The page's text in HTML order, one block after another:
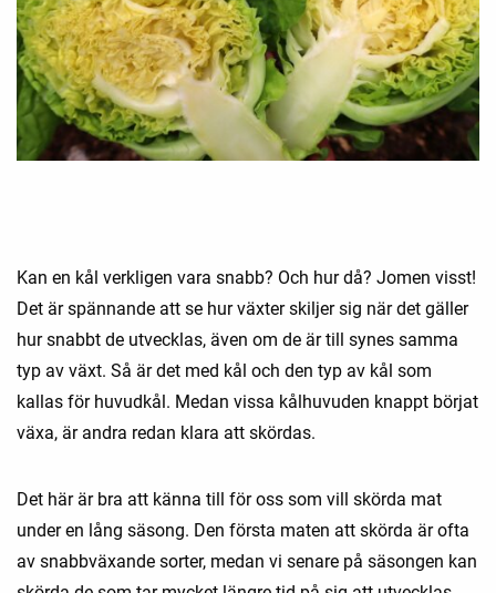
Kan en kål verkligen vara snabb? Och hur då? Jomen visst!
Det är spännande att se hur växter skiljer sig när det gäller
hur snabbt de utvecklas, även om de är till synes samma
typ av växt. Så är det med kål och den typ av kål som
kallas för huvudkål. Medan vissa kålhuvuden knappt börjat
växa, är andra redan klara att skördas.
Det här är bra att känna till för oss som vill skörda mat
under en lång säsong. Den första maten att skörda är ofta
av snabbväxande sorter, medan vi senare på säsongen kan